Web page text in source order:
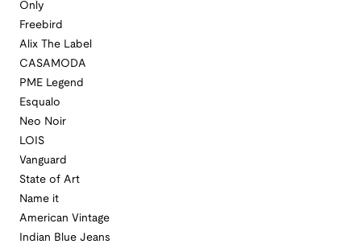
Only
Freebird
Alix The Label
CASAMODA
PME Legend
Esqualo
Neo Noir
LOIS
Vanguard
State of Art
Name it
American Vintage
Indian Blue Jeans